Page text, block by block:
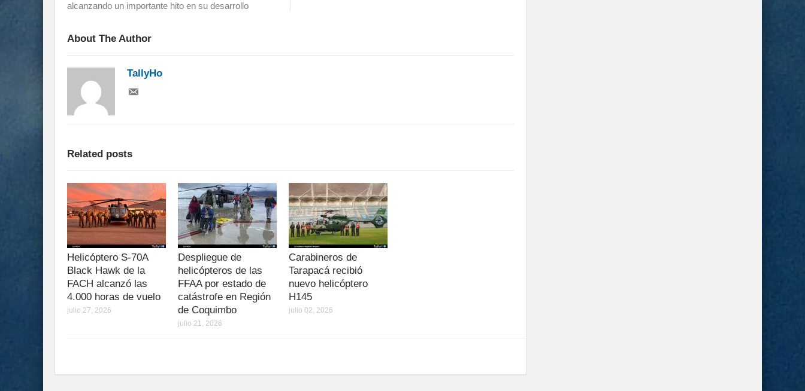
alcanzando un importante hito en su desarrollo
About The Author
TallyHo
Related posts
Helicóptero S-70A
Black Hawk de la
FACH alcanzó las
4.000 horas de vuelo
julio 27, 2026
Despliegue de
helicópteros de las
FFAA por estado de
catástrofe en Región
de Coquimbo
julio 21, 2026
Carabineros de
Tarapacá recibió
nuevo helicóptero
H145
julio 02, 2026